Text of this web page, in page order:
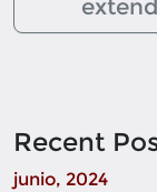
Recent
junio, 2024